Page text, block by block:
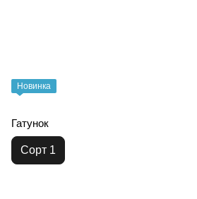
Новинка
Гатунок
Сорт 1